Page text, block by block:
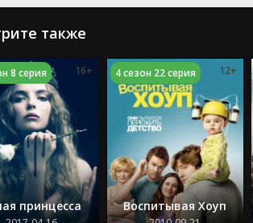
также
принцесса
8 серия 16+
Воспитывая Хоуп
4 сезон 22 серия 12+